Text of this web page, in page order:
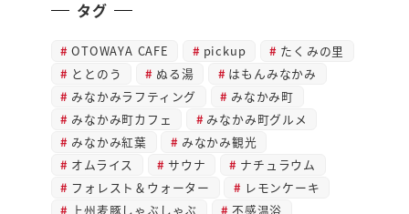
タグ
OTOWAYA CAFE pickup
たくみの里
ととのう
ぬる湯
はもんみなかみ
みなかみラフティング
みなかみ町
みなかみ町カフェ
みなかみ町グルメ
みなかみ紅葉
みなかみ観光
オムライス
サウナ
ナチュラウム
フォレスト＆ウォーター
レモンケーキ
上州麦豚しゃぶしゃぶ
不感温浴